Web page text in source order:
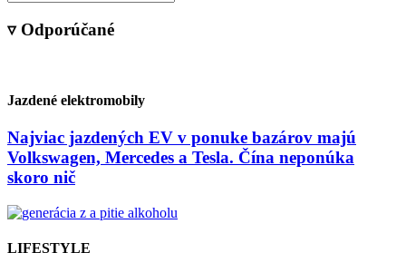
▿ Odporúčané
Jazdené elektromobily
Najviac jazdených EV v ponuke bazárov majú
Volkswagen, Mercedes a Tesla. Čína neponúka
skoro nič
LIFESTYLE